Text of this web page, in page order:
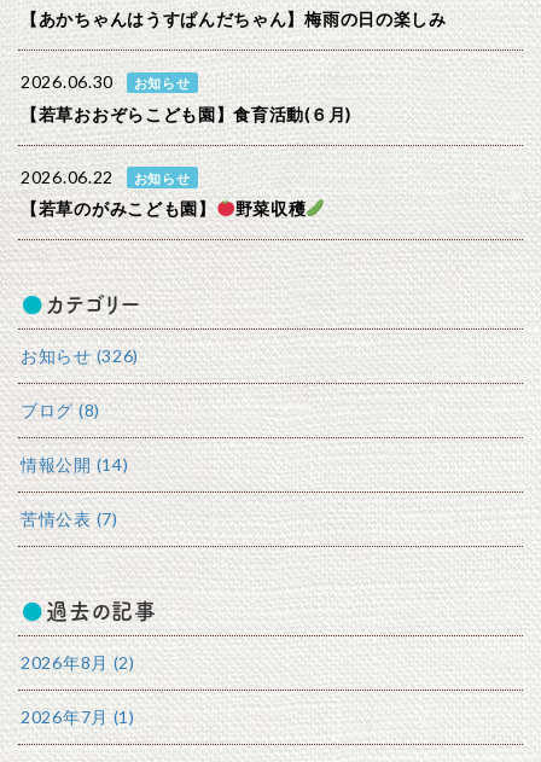
【あかちゃんはうすぱんだちゃん】梅雨の日の楽しみ
2026.06.30 お知らせ
【若草おおぞらこども園】食育活動(６月)
2026.06.22 お知らせ
【若草のがみこども園】 野菜収穫
カテゴリー
お知らせ (326)
ブログ (8)
情報公開 (14)
苦情公表 (7)
過去の記事
2026年8月 (2)
2026年7月 (1)